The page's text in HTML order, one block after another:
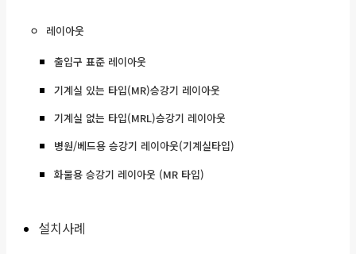
레이아웃
출입구 표준 레이아웃
기계실 있는 타입(MR)승강기 레이아웃
기계실 없는 타입(MRL)승강기 레이아웃
병원/베드용 승강기 레이아웃(기계실타입)
화물용 승강기 레이아웃 (MR 타입)
설치사례